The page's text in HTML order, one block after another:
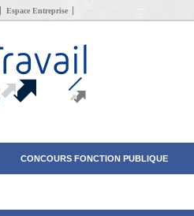
Espace Entreprise
CONCOURS FONCTION PUBLIQUE